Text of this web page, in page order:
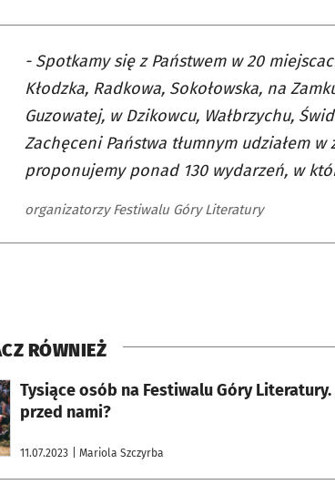
- Spotkamy się z Państwem w 20
Kłodzka, Radkowa, Sokołowska, na
Guzowatej, w Dzikowcu, Wałbrzychu,
Zachęceni Państwa tłumnym udziałem
proponujemy ponad 130 wydarzeń, w
organizatorzy Festiwalu Góry Literatury
RÓWNIEŻ
Tysiące osób na Festiwalu Góry
przed nami?
11.07.2023 | Mariola Szczyrba
karcie